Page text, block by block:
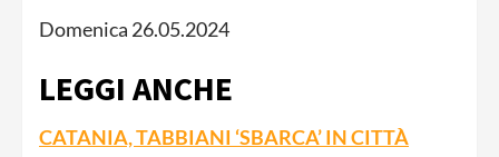
Domenica 26.05.2024
LEGGI ANCHE
CATANIA, TABBIANI ‘SBARCA’ IN CITTÀ